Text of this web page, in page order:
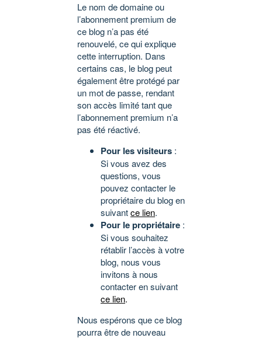
Le nom de domaine ou
l’abonnement premium de
ce blog n’a pas été
renouvelé, ce qui explique
cette interruption. Dans
certains cas, le blog peut
également être protégé par
un mot de passe, rendant
son accès limité tant que
l’abonnement premium n’a
pas été réactivé.
Pour les visiteurs :
Si vous avez des
questions, vous
pouvez contacter le
propriétaire du blog en
suivantce lien.
Pour le propriétaire :
Si vous souhaitez
rétablir l’accès à votre
blog, nous vous
invitons à nous
contacter en suivant
ce lien.
Nous espérons que ce blog
pourra être de nouveau